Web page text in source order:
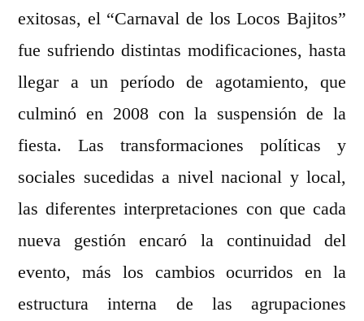
exitosas, el “Carnaval de los Locos Bajitos”
fue sufriendo distintas modificaciones, hasta
llegar a un período de agotamiento, que
culminó en 2008 con la suspensión de la
fiesta. Las transformaciones políticas y
sociales sucedidas a nivel nacional y local,
las diferentes interpretaciones con que cada
nueva gestión encaró la continuidad del
evento, más los cambios ocurridos en la
estructura interna de las agrupaciones